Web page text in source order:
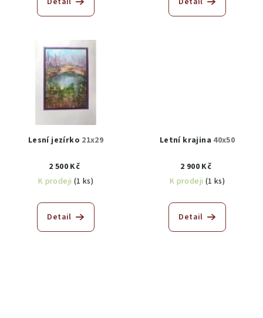
Lesní jezírko 21x29
2 500 Kč
K prodeji (1 ks)
Detail
Letní krajina 40x50
2 900 Kč
K prodeji (1 ks)
Detail